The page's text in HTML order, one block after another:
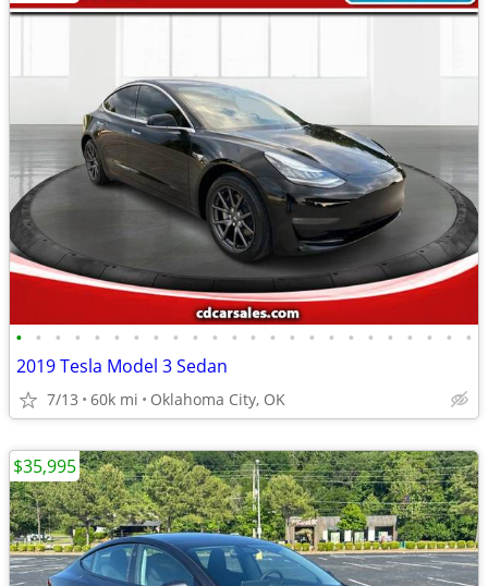
• • • • • • • • • • • • • • • • • • • • • • • •
2019 Tesla Model 3 Sedan
7/13 60k mi Oklahoma City, OK
$35,995